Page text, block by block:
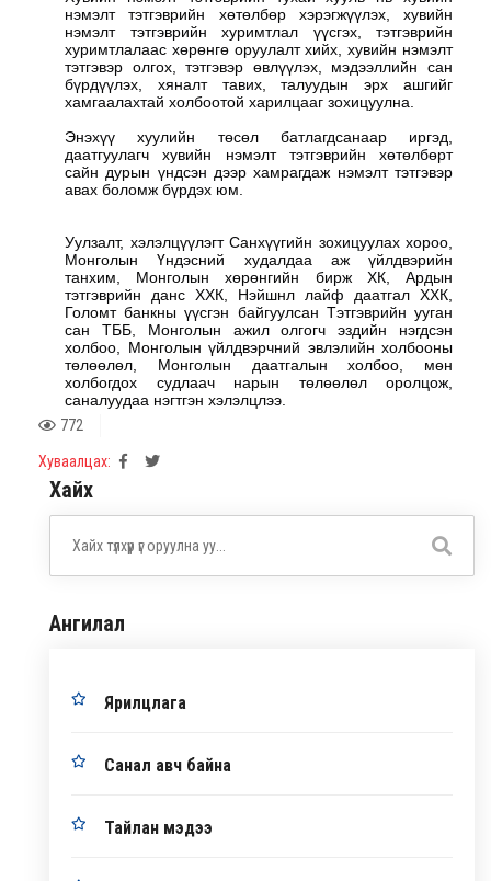
нэмэлт тэтгэврийн хөтөлбөр хэрэгжүүлэх, хувийн
нэмэлт тэтгэврийн хуримтлал үүсгэх, тэтгэврийн
хуримтлалаас хөрөнгө оруулалт хийх, хувийн нэмэлт
тэтгэвэр олгох, тэтгэвэр өвлүүлэх, мэдээллийн сан
бүрдүүлэх, хяналт тавих, талуудын эрх ашгийг
хамгаалахтай холбоотой харилцааг зохицуулна.
Энэхүү хуулийн төсөл батлагдсанаар иргэд,
даатгуулагч хувийн нэмэлт тэтгэврийн хөтөлбөрт
сайн дурын үндсэн дээр хамрагдаж нэмэлт тэтгэвэр
авах боломж бүрдэх юм.
Уулзалт, хэлэлцүүлэгт Санхүүгийн зохицуулах хороо,
Монголын Үндэсний худалдаа аж үйлдвэрийн
танхим, Монголын хөрөнгийн бирж ХК, Ардын
тэтгэврийн данс ХХК, Нэйшнл лайф даатгал ХХК,
Голомт банкны үүсгэн байгуулсан Тэтгэврийн ууган
сан ТББ, Монголын ажил олгогч эздийн нэгдсэн
холбоо, Монголын үйлдвэрчний эвлэлийн холбооны
төлөөлөл, Монголын даатгалын холбоо, мөн
холбогдох судлаач нарын төлөөлөл оролцож,
саналуудаа нэгтгэн хэлэлцлээ.
772
Хуваалцах:
Хайх
Ангилал
Ярилцлага
Санал авч байна
Тайлан мэдээ